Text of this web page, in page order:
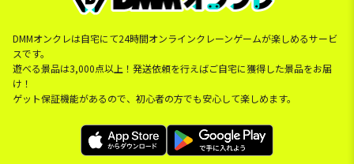
DMMオンクレは自宅にて24時間オンラインクレーンゲームが楽しめるサービ
スです。
遊べる景品は3,000点以上！発送依頼を行えばご自宅に獲得した景品をお届
け！
ゲット保証機能があるので、初心者の方でも安心して楽しめます。